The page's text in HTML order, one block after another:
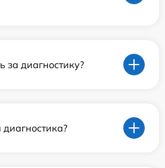
за диагностику?
диагностика?